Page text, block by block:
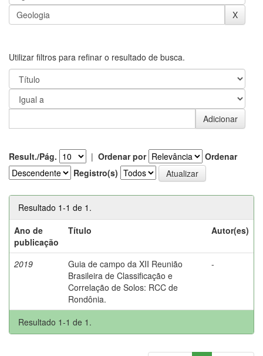
Utilizar filtros para refinar o resultado de busca.
Result./Pág. | Ordenar por
Ordenar
Registro(s)
Resultado 1-1 de 1.
Ano de
publicação
Título Autor(es)
2019
Guia de campo da XII Reunião
Brasileira de Classificação e
Correlação de Solos: RCC de
Rondônia.
-
Resultado 1-1 de 1.